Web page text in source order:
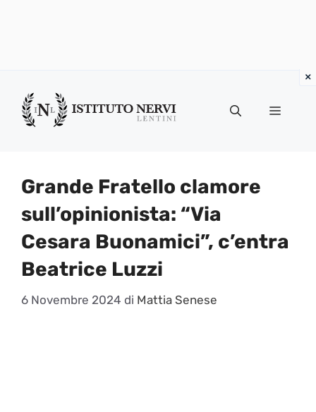
contenuto
Menu
Grande Fratello clamore
sull’opinionista: “Via
Cesara Buonamici”, c’entra
Beatrice Luzzi
6 Novembre 2024 di Mattia Senese